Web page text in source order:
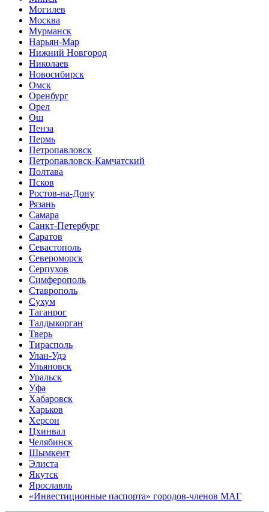
Могилев
Москва
Мурманск
Нарьян-Мар
Нижний Новгород
Николаев
Новосибирск
Омск
Оренбург
Орел
Ош
Пенза
Пермь
Петропавловск
Петропавловск-Камчатский
Полтава
Псков
Ростов-на-Дону
Рязань
Самара
Санкт-Петербург
Саратов
Севастополь
Североморск
Серпухов
Симферополь
Ставрополь
Сухум
Таганрог
Tалдыкорган
Тверь
Тирасполь
Улан-Удэ
Ульяновск
Уральск
Уфа
Хабаровск
Харьков
Херсон
Цхинвал
Челябинск
Шымкент
Элиста
Якутск
Ярославль
«Инвестиционные паспорта» городов-членов МАГ